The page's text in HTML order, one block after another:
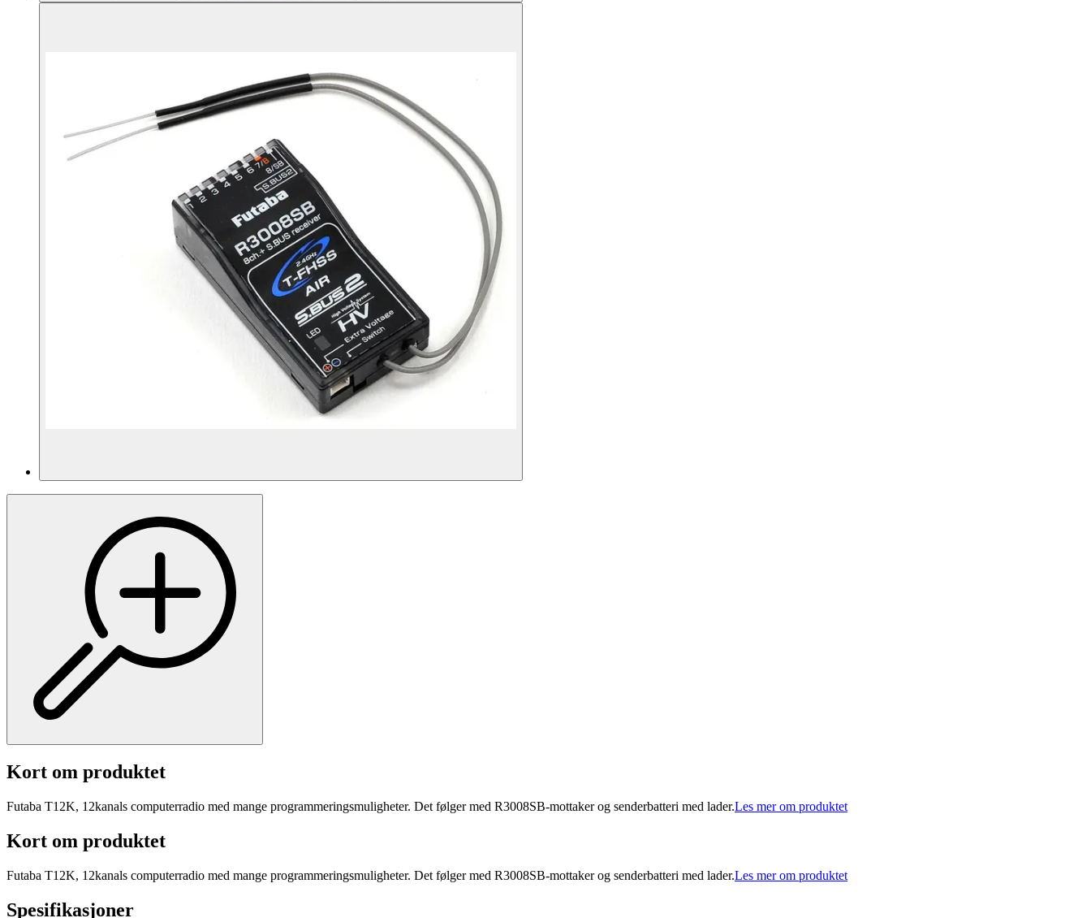
Kort om produktet
Futaba T12K, 12kanals computerradio med mange programmeringsmuligheter. Det følger med R3008SB-mottaker og senderbatteri med lader.Les mer om produktet
Kort om produktet
Futaba T12K, 12kanals computerradio med mange programmeringsmuligheter. Det følger med R3008SB-mottaker og senderbatteri med lader.Les mer om produktet
Spesifikasjoner